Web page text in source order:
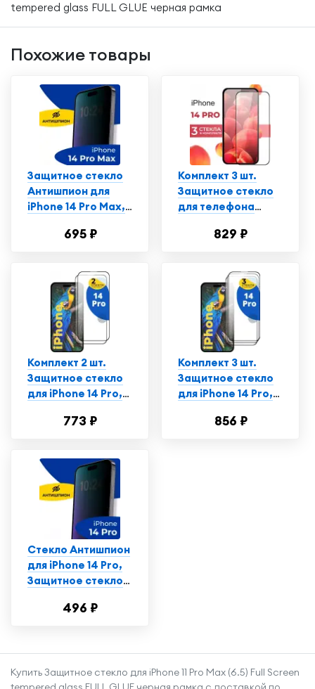
tempered glass FULL GLUE черная рамка
Похожие товары
Защитное стекло
Антишпион для
iPhone 14 Pro Max,
стекло на Айфон 14
695 ₽
Комплект 3 шт.
Защитное стекло
для телефона
/ Глянцевое
олеофобным
покрытием на
смартфон Эпл
Айфон 14 Про
829 ₽
Комплект 2 шт.
Защитное стекло
для iPhone 14 Pro,
стекло на Айфон 14
773 ₽
Комплект 3 шт.
Защитное стекло
для iPhone 14 Pro,
стекло на Айфон 14
856 ₽
Стекло Антишпион
для iPhone 14 Pro,
Защитное стекло
Противоударное
496 ₽
Купить Защитное стекло для iPhone 11 Pro Max (6.5) Full Screen